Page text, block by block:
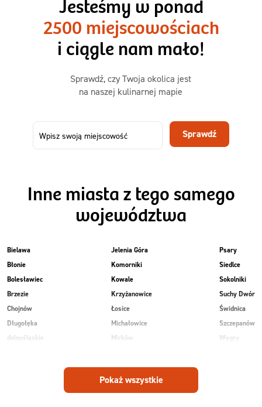
3 sycące posiłki o większej objętości. Mniej dań,
ta sama wygoda!
50,31 zł
73,99
-32%
Menu
Jesteśmy w ponad
2500 miejscowościach
i ciągle nam mało!
Sprawdź, czy Twoja okolica jest
na naszej kulinarnej mapie
Sprawdź
Inne miasta z tego samego
województwa
Bielawa
Błonie
Bolesławiec
Brzezie
Chojnów
Długołęka
dolnośląskie
Jelenia Góra
Komorniki
Kowale
Krzyżanowice
Łosice
Michałowice
Mirków
Piekary
Piotrowice
Psary
Siedlce
Sokolniki
Suchy Dwór
Świdnica
Szczepanów
Węgry
Pokaż wszystkie